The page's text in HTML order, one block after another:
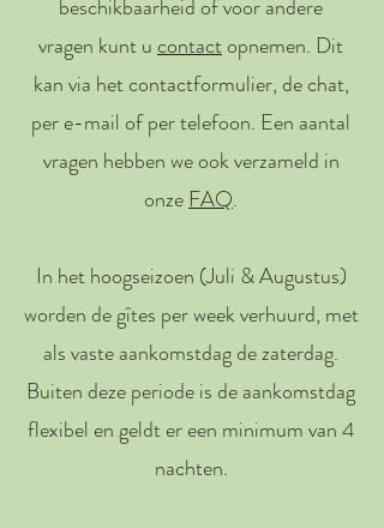
beschikbaarheid of voor andere
vragen kunt ucontactopnemen. Dit
kan via het contactformulier, de chat,
per e-mail of per telefoon. Een aantal
vragen hebben we ook verzameld in
onze FAQ.
In het hoogseizoen (Juli & Augustus)
worden de gîtes per week verhuurd, met
als vaste aankomstdag de zaterdag.
Buiten deze periode is de aankomstdag
flexibel en geldt er een minimum van 4
nachten.